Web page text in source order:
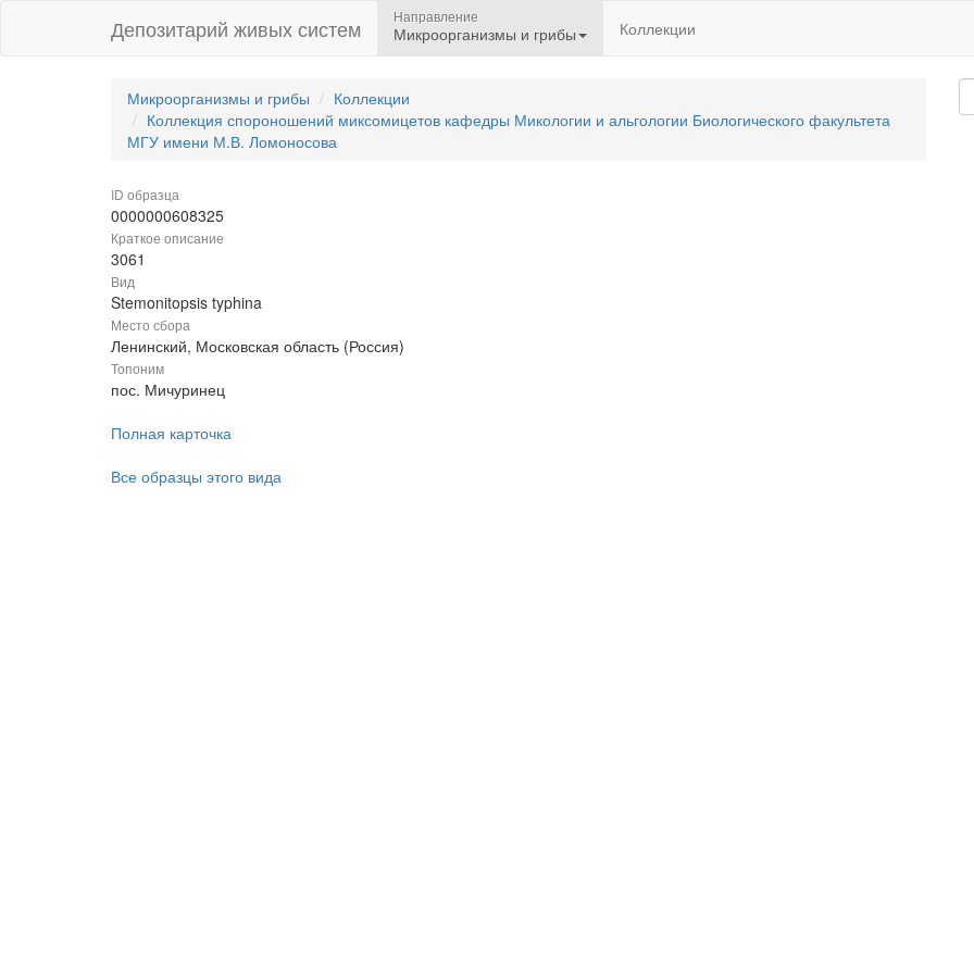
Депозитарий живых систем Направление
Микроорганизмы и грибы Коллекции
Микроорганизмы и грибы
Коллекции
Коллекция спороношений миксомицетов кафедры Микологии и альгологии Биологического факультета
МГУ имени М.В. Ломоносова
ID образца
0000000608325
Краткое описание
3061
Вид
Stemonitopsis typhina
Место сбора
Ленинский, Московская область (Россия)
Топоним
пос. Мичуринец
Полная карточка
Все образцы этого вида